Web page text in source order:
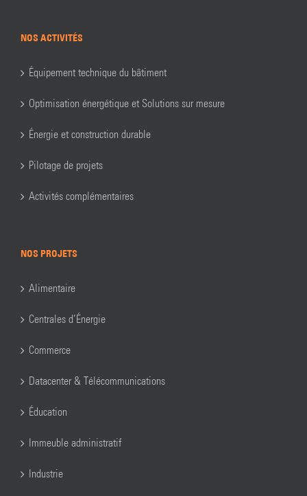
NOS ACTIVITÉS
Équipement technique du bâtiment
Optimisation énergétique et Solutions sur mesure
Énergie et construction durable
Pilotage de projets
Activités complémentaires
NOS PROJETS
Alimentaire
Centrales d’Énergie
Commerce
Datacenter & Télécommunications
Éducation
Immeuble administratif
Industrie